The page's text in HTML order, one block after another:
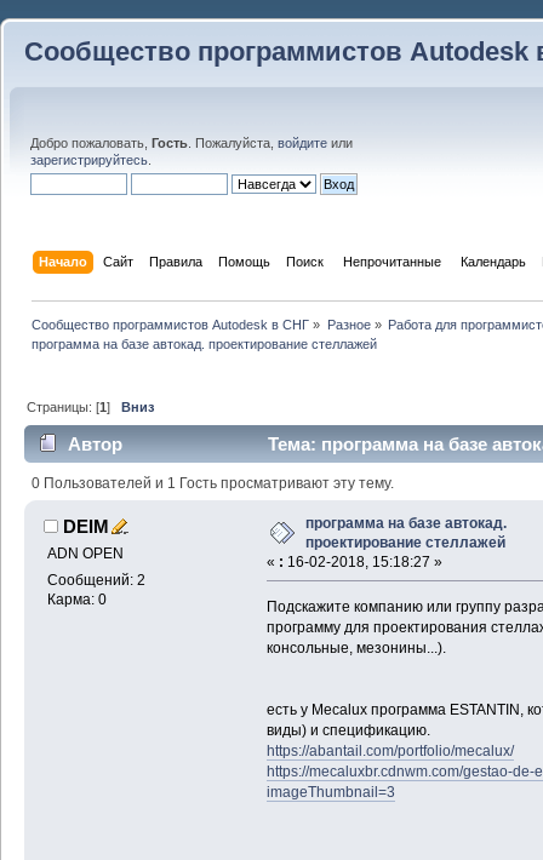
Сообщество программистов Autodesk
Добро пожаловать, Гость . Пожалуйста, войдите или
зарегистрируйтесь
Начало Сайт Правила Помощь Поиск Непрочитанные Календарь
Сообщество программистов Autodesk в СНГ » Разное» Работа для
программа на базе автокад. проектирование стеллажей
Страницы: [1]Вниз
Автор
Тема: программа на базе
(Прочитано 12159 раз)
0 Пользователей и 1 Гость просматривают эту тему.
DEIM
ADN OPEN
Сообщений: 2
Карма: 0
программа на базе автокад.
проектирование стеллажей
« : 16-02-2018, 15:18:27 »
Подскажите компанию или группу
программу для проектирования
консольные, мезонины...).
есть у Mecalux программа ESTANTIN,
виды) и спецификацию.
https://abantail.com/portfolio/mecalux/
https://mecaluxbr.cdnwm.com/gestao-
imageThumbnail=3